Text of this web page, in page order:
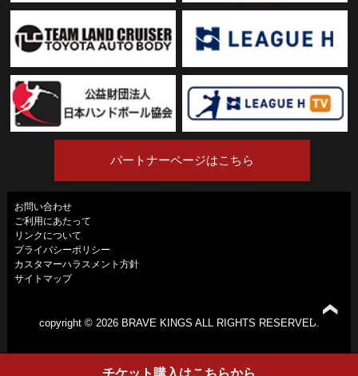
チケット 購入はこちらから
パートナーページはこちら
お問い合わせ
ご利用にあたって
リンクについて
プライバシーポリシー
カスタマーハラスメント方針
サイトマップ
copyright © 2026 BRAVE KINGS ALL RIGHTS RESERVED.